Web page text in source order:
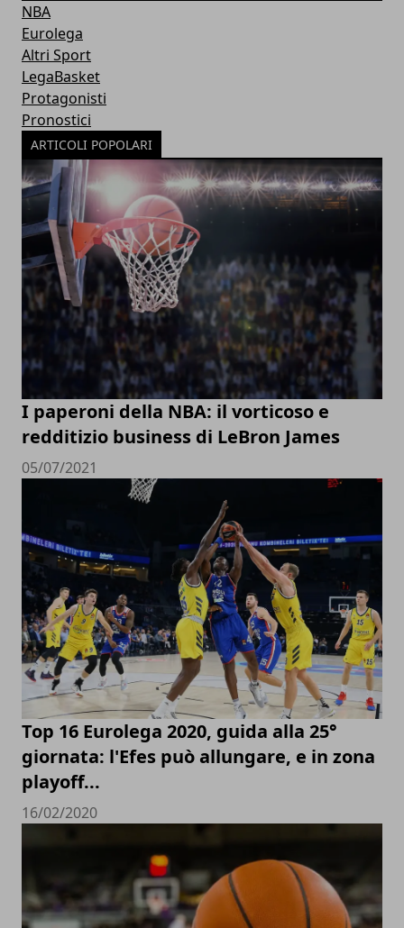
NBA
Eurolega
Altri Sport
LegaBasket
Protagonisti
Pronostici
ARTICOLI POPOLARI
I paperoni della NBA: il vorticoso e
redditizio business di LeBron James
05/07/2021
Top 16 Eurolega 2020, guida alla 25°
giornata: l'Efes può allungare, e in zona
playoff...
16/02/2020